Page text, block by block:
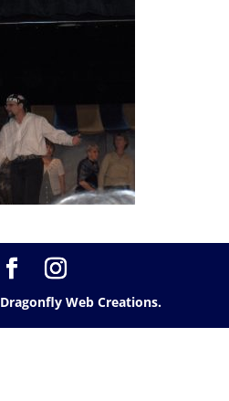
Dragonfly Web Creations.